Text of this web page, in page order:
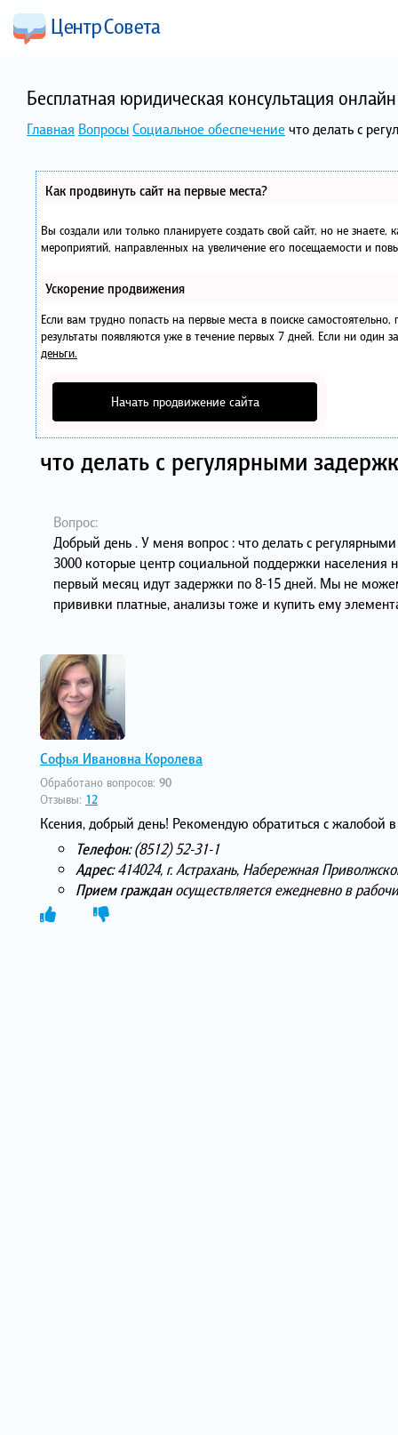
Бесплатная юридическая консультация
Главная ВопросыСоциальное обеспечение что делать с
Как продвинуть сайт на первые места?
Вы создали или только планируете создать свой сайт, но не
мероприятий, направленных на увеличение его посещаемости и
Ускорение продвижения
Если вам трудно попасть на первые места в поиске
результаты появляются уже в течение первых 7 дней. Если ни один
деньги.
Начать продвижение сайта
что делать с регулярными
Вопрос:
Добрый день . У меня вопрос : что делать с
3000 которые центр социальной поддержки населения
первый месяц идут задержки по 8-15 дней. Мы не
прививки платные, анализы тоже и купить ему
Софья Ивановна Королева
Обработано вопросов: 90
Отзывы: 12
Ксения, добрый день! Рекомендую обратиться с жалобой
Телефон:(8512) 52-31-1
Адрес:414024, г. Астрахань, Набережная
Прием гражданосуществляется ежедневно в